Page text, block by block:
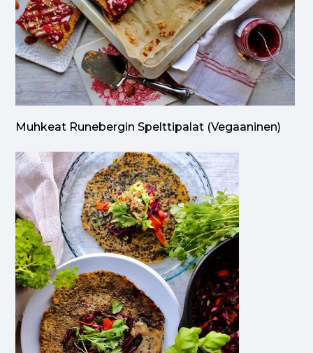
Muhkeat Runebergin Spelttipalat (vegaaninen)